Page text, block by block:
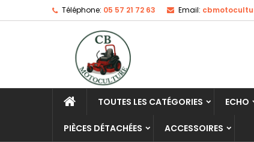
Téléphone: 05 57 21 72 63 Email:
TOUTES LES CATÉGORIES ECHO
PIÈCES DÉTACHÉES ACCESSOIRES